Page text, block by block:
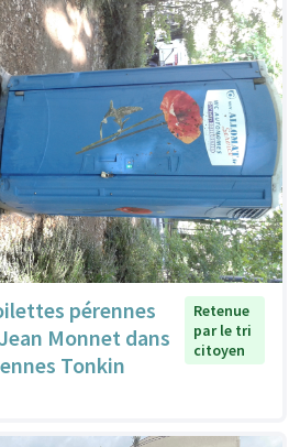
pérennes
Monnet dans
Tonkin
Retenue
par le tri
citoyen